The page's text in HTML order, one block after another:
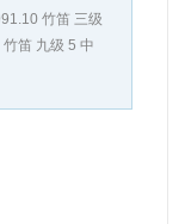
竹笛 三级
笛 九级 5 中